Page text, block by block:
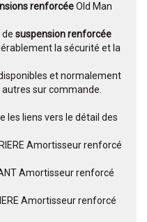
renforcéeOld Man
suspension renforcée
la sécurité et la
et normalement
sur commande.
les liens vers le détail des
Amortisseur renforcé
Amortisseur renforcé
Amortisseur renforcé